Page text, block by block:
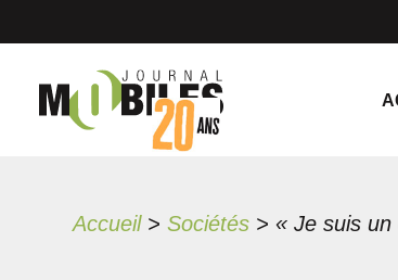
Accueil>Sociétés >« Je suis